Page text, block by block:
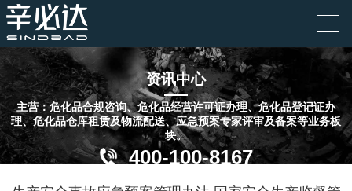
资讯中心
主营：危化品合规咨询、危化品经营许可证办理、危化品登记证办
理、危化品仓库租赁及物流配送、应急预案专家评审及备案等业务板
块。
400-100-8167